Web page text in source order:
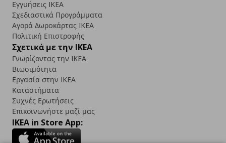
Εγγυήσεις IKEA
Σχεδιαστικά Προγράμματα
Αγορά Δωρoκάρτας IKEA
Πολιτική Επιστροφής
Σχετικά με την IKEA
Γνωρίζοντας την IKEA
Βιωσιμότητα
Εργασία στην IKEA
Καταστήματα
Συχνές Ερωτήσεις
Επικοινωνήστε μαζί μας
IKEA in Store App: